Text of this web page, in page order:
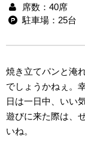
席数：40席
駐車場：25台
焼き立てパンと淹
でしょうかねぇ。
日は一日中、いい
遊びに来た際は、
いね。